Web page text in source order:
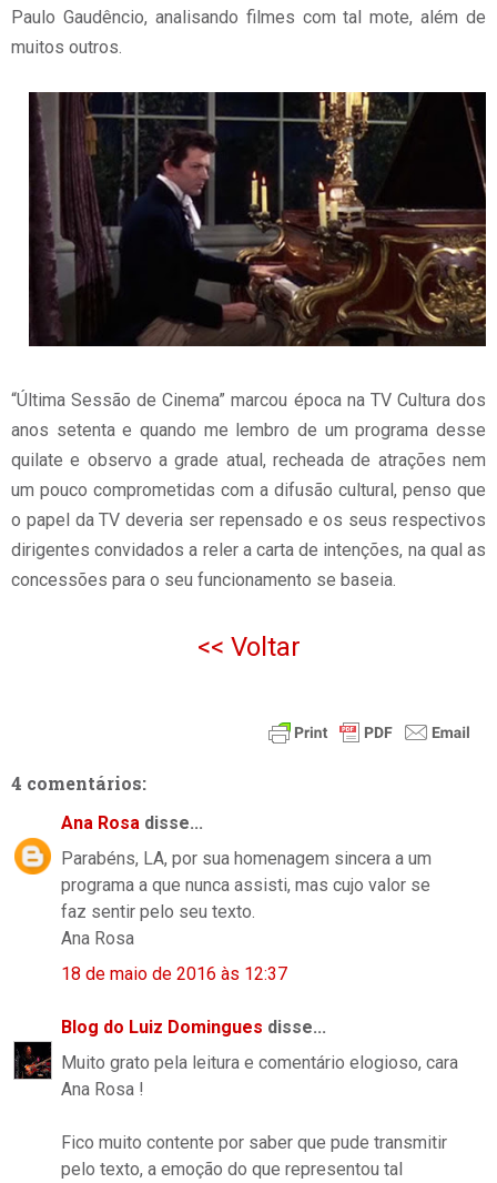
Paulo Gaudêncio, analisando filmes com tal mote, além de
muitos outros.
“Última Sessão de Cinema” marcou época na TV Cultura dos
anos setenta e quando me lembro de um programa desse
quilate e observo a grade atual, recheada de atrações nem
um pouco comprometidas com a difusão cultural, penso que
o papel da TV deveria ser repensado e os seus respectivos
dirigentes convidados a reler a carta de intenções, na qual as
concessões para o seu funcionamento se baseia.
<< Voltar
4 comentários:
Ana Rosa disse...
Parabéns, LA, por sua homenagem sincera a um
programa a que nunca assisti, mas cujo valor se
faz sentir pelo seu texto.
Ana Rosa
18 de maio de 2016 às 12:37
Blog do Luiz Domingues disse...
Muito grato pela leitura e comentário elogioso, cara
Ana Rosa !
Fico muito contente por saber que pude transmitir
pelo texto, a emoção do que representou tal